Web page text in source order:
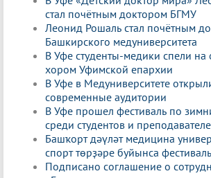
стал почётным доктором БГМУ
Леонид Рошаль стал почётным
Башкирского медуниверситета
В Уфе студенты-медики спели на
хором Уфимской епархии
В Уфе в Медуниверситете
современные аудитории
В Уфе прошел фестиваль по
среди студентов и
Башҡорт дәүләт медицина
спорт төрҙәре буйынса
Подписано соглашение о